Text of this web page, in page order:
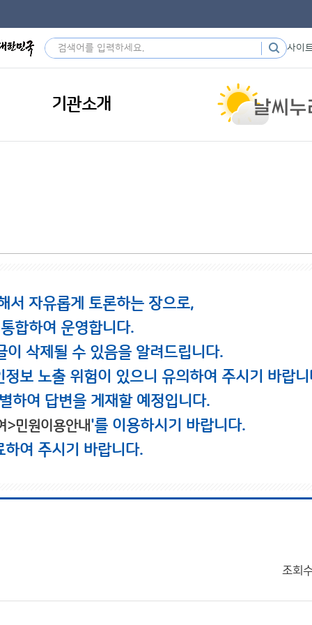
사이
기관소개
서 자유롭게 토론하는 장으로,
합하여 운영합니다.
삭제될 수 있음을 알려드립니다.
보 노출 위험이 있으니 유의하여 주시기 바랍니
하여 답변을 게재할 예정입니다.
>민원이용안내'를 이용하시기 바랍니다.
여 주시기 바랍니다.
조회